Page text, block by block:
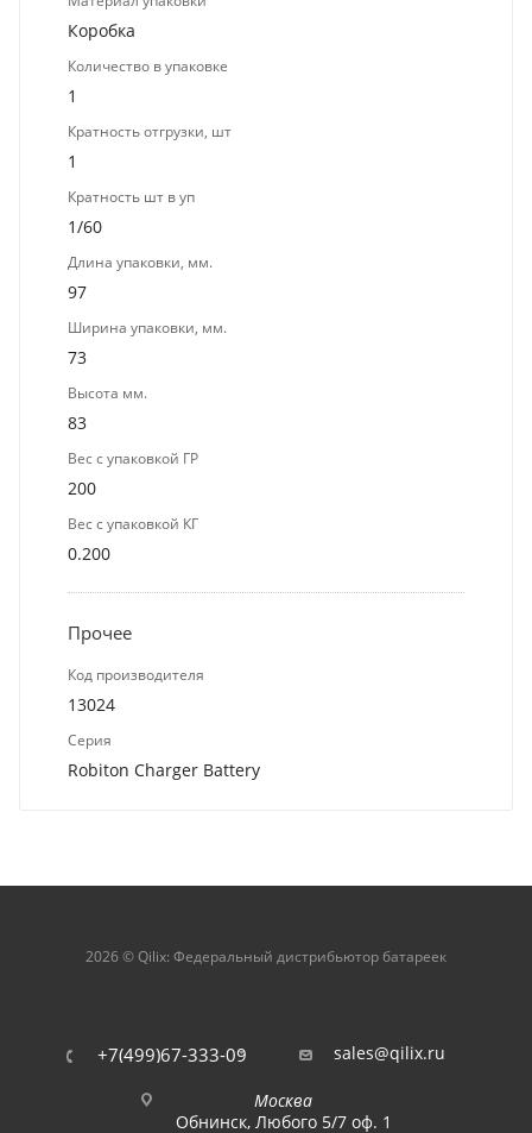
Коробка
Количество в упаковке
1
Кратность отгрузки, шт
1
Кратность шт в уп
1/60
Длина упаковки, мм.
97
Ширина упаковки, мм.
73
Высота мм.
83
Вес с упаковкой ГР
200
Вес с упаковкой КГ
0.200
Прочее
Код производителя
13024
Серия
Robiton Charger Battery
2026 © Qilix: Федеральный дистрибьютор батареек
+7(499)67-333-09 sales@qilix.ru
Москва
Обнинск, Любого 5/7 оф. 1